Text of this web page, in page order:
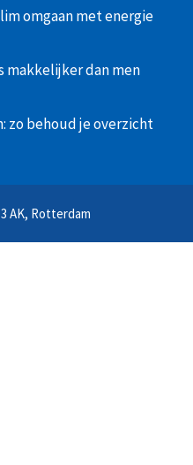
omgaan met energie
makkelijker dan men
zo behoud je overzicht
AK, Rotterdam